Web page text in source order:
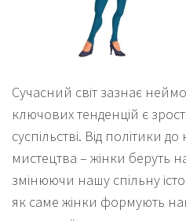
Сучасний світ зазнає
ключових тенденцій є
суспільстві. Від політики
мистецтва – жінки беруть
змінюючи нашу спільну
як саме жінки формують